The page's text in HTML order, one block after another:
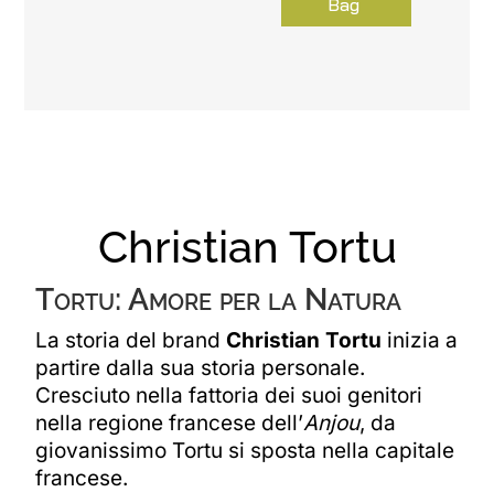
Bag
Christian Tortu
Tortu: Amore per la Natura
La storia del brand Christian Tortu inizia a
partire dalla sua storia personale.
Cresciuto nella fattoria dei suoi genitori
nella regione francese dell’Anjou, da
giovanissimo Tortu si sposta nella capitale
francese.